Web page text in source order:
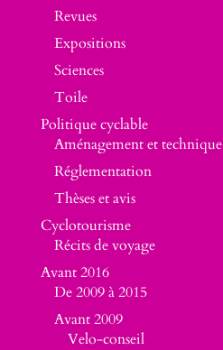
Revues
Expositions
Sciences
Toile
Politique cyclable
Aménagement et technique
Réglementation
Thèses et avis
Cyclotourisme
Récits de voyage
Avant 2016
De 2009 à 2015
Avant 2009
Velo-conseil